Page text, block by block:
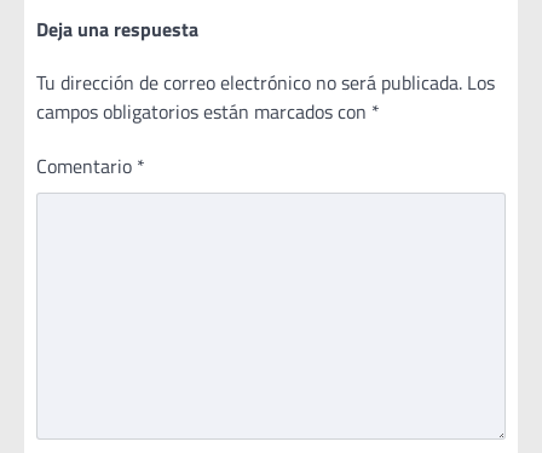
Deja una respuesta
Tu dirección de correo electrónico no será publicada. Los
campos obligatorios están marcados con *
Comentario *